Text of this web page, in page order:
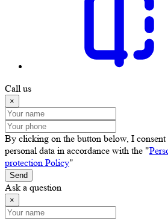
Call us
×
By clicking on the button below, I consent
personal data in accordance with the "
protection Policy"
Send
Ask a question
×